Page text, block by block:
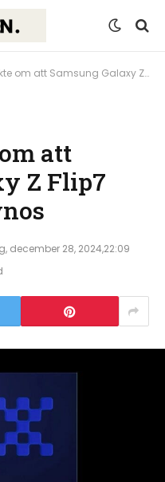
Samsung Galaxy Z Flip7 kommer få Exynos
att
Z Flip7
december 28, 2024,22:09